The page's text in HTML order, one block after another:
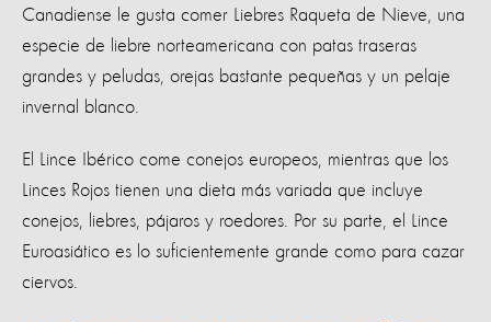
Canadiense le gusta comer Liebres Raqueta de Nieve, una
especie de liebre norteamericana con patas traseras
grandes y peludas, orejas bastante pequeñas y un pelaje
invernal blanco.
El Lince Ibérico come conejos europeos, mientras que los
Linces Rojos tienen una dieta más variada que incluye
conejos, liebres, pájaros y roedores. Por su parte, el Lince
Euroasiático es lo suficientemente grande como para cazar
ciervos.